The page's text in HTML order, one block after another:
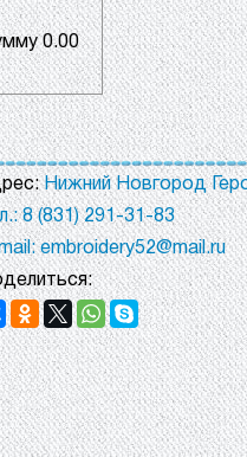
0.00
Нижний Новгород
8 (831) 291-31-83
embroidery52@mail.ru